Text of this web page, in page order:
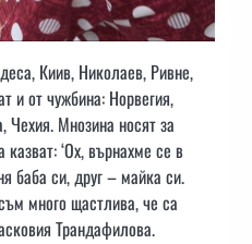
Киив, Николаев, Ривне,
и от чужбина: Норвегия,
Чехия. Мнозина носят за
‘Ох, върнахме се в
баба си, друг – майка си.
много щастлива, че са
Трандафилова.